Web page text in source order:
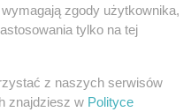
zgody użytkownika,
tylko na tej
z naszych serwisów
znajdziesz w Polityce